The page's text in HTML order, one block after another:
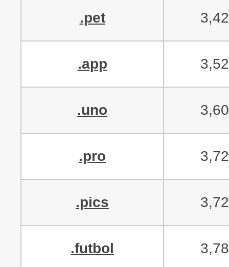
.pet
.app
.uno
.pro
.pics
.futbol